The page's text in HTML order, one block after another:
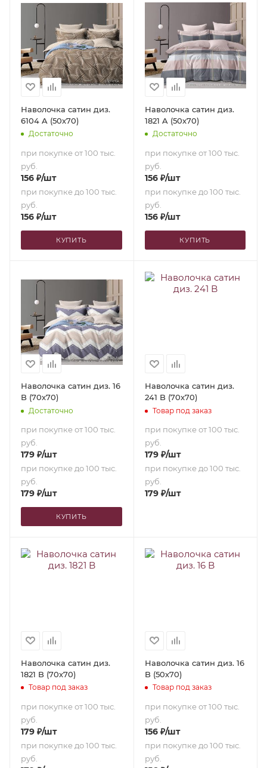
Наволочка сатин диз.
6104 A (50х70)
Достаточно
при покупке от 100 тыс.
руб.
156 ₽/шт
при покупке до 100 тыс.
руб.
156 ₽/шт
КУПИТЬ
Наволочка сатин диз.
1821 A (50х70)
Достаточно
при покупке от 100 тыс.
руб.
156₽/шт
при покупке до 100 тыс.
руб.
156₽/шт
КУПИТЬ
Наволочка сатин диз. 16
B (70х70)
Достаточно
при покупке от 100 тыс.
руб.
179 ₽/шт
при покупке до 100 тыс.
руб.
179 ₽/шт
КУПИТЬ
Наволочка сатин диз.
241 B (70х70)
Товар под заказ
при покупке от 100 тыс.
руб.
179₽/шт
при покупке до 100 тыс.
руб.
179₽/шт
Наволочка сатин диз.
1821 B (70х70)
Товар под заказ
при покупке от 100 тыс.
руб.
179 ₽/шт
при покупке до 100 тыс.
руб.
Наволочка сатин диз. 16
B (50х70)
Товар под заказ
при покупке от 100 тыс.
руб.
156₽/шт
при покупке до 100 тыс.
руб.